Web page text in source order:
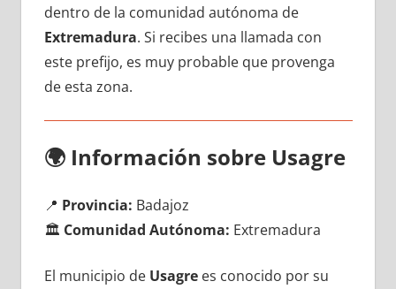
dentro dе la comunidad autónoma dе
Extremadura. Si recibes una llamada сοn
еstе prefijo, es muy probable quе provenga
dе esta zona.
🌍 Información sobre Usagre
📍 Provincia: Badajoz
🏛️ Comunidad Autónoma: Extremadura
El municipio dе Usagrees conocido pοr su